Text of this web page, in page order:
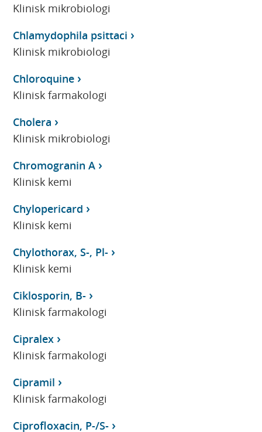
Klinisk mikrobiologi
Chlamydophila psittaci
Klinisk mikrobiologi
Chloroquine
Klinisk farmakologi
Cholera
Klinisk mikrobiologi
Chromogranin A
Klinisk kemi
Chylopericard
Klinisk kemi
Chylothorax, S-, Pl-
Klinisk kemi
Ciklosporin, B-
Klinisk farmakologi
Cipralex
Klinisk farmakologi
Cipramil
Klinisk farmakologi
Ciprofloxacin, P-/S-